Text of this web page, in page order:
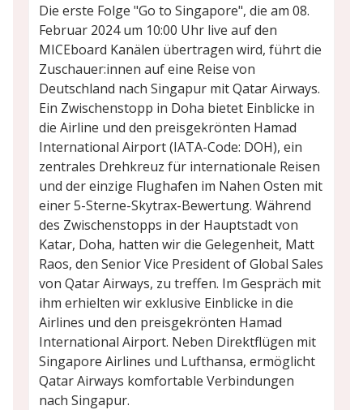
Die erste Folge "Go to Singapore", die am 08.
Februar 2024 um 10:00 Uhr live auf den
MICEboard Kanälen übertragen wird, führt die
Zuschauer:innen auf eine Reise von
Deutschland nach Singapur mit Qatar Airways.
Ein Zwischenstopp in Doha bietet Einblicke in
die Airline und den preisgekrönten Hamad
International Airport (IATA-Code: DOH), ein
zentrales Drehkreuz für internationale Reisen
und der einzige Flughafen im Nahen Osten mit
einer 5-Sterne-Skytrax-Bewertung. Während
des Zwischenstopps in der Hauptstadt von
Katar, Doha, hatten wir die Gelegenheit, Matt
Raos, den Senior Vice President of Global Sales
von Qatar Airways, zu treffen. Im Gespräch mit
ihm erhielten wir exklusive Einblicke in die
Airlines und den preisgekrönten Hamad
International Airport. Neben Direktflügen mit
Singapore Airlines und Lufthansa, ermöglicht
Qatar Airways komfortable Verbindungen
nach Singapur.